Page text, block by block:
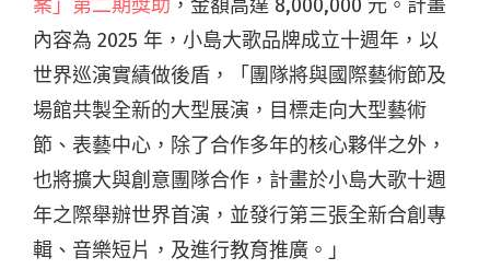
案」第二期獎助 ，金額高達 8,000,000 元。計畫
內容為 2025 年，小島大歌品牌成立十週年，以
世界巡演實績做後盾，「團隊將與國際藝術節及
場館共製全新的大型展演，目標走向大型藝術
節、表藝中心，除了合作多年的核心夥伴之外，
也將擴大與創意團隊合作，計畫於小島大歌十週
年之際舉辦世界首演，並發行第三張全新合創專
輯、音樂短片，及進行教育推廣。」